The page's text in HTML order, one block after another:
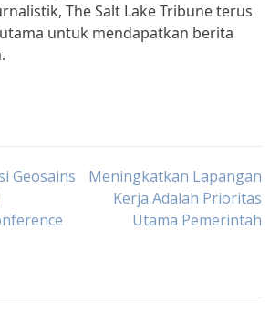
The Salt Lake Tribune terus
untuk mendapatkan berita
Geosains
Meningkatkan Lapangan
Kerja Adalah Prioritas
Utama Pemerintah